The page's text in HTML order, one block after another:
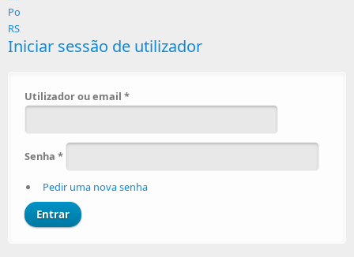
Iniciar sessão de utilizador
Utilizador ou email *
Senha *
Pedir uma nova senha